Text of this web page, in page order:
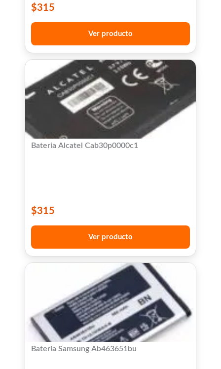
$315
Ver producto
Bateria Alcatel Cab30p0000c1
$315
Ver producto
Bateria Samsung Ab463651bu